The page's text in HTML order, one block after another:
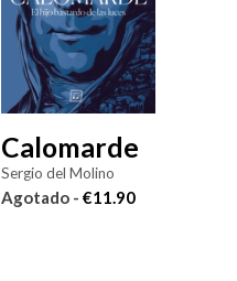
Calomarde
Sergio del Molino
Agotado - €11.90